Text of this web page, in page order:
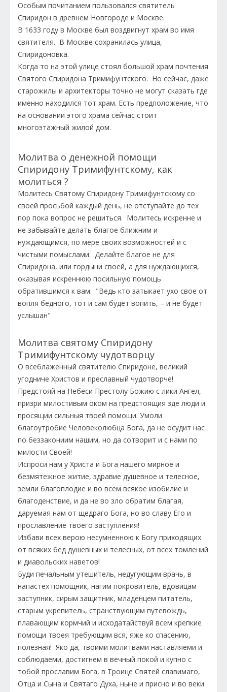
Особым почитанием пользовался святитель
Спиридон в древнем Новгороде и Москве.
В 1633 году в Москве был воздвигнут храм во имя
святителя. В Москве сохранилась улица,
Спиридоновка.
Когда то на этой улице стоял большой храм почтения
Святого Спиридона Тримифунтского. Но сейчас, даже
старожилы и архитекторы точно не могут сказать где
именно находился тот храм. Есть предположение, что
на основании этого храма сейчас стоит
многоэтажный жилой дом.
Молитва о денежной помощи
Спиридону Тримифунтскому, как
молиться ?
Молитесь Святому Спиридону Тримифунтскому со
своей просьбой каждый день, не отступайте до тех
пор пока вопрос не решиться. Молитесь искренне и
не забывайте делать благое ближним и
нуждающимся, по мере своих возможностей и с
чистыми помыслами. Делайте благое не для
Спиридона, или гордыни своей, а для нуждающихся,
оказывая искреннюю посильную помощь
обратившимся к вам. "Ведь кто затыкает ухо свое от
вопля бедного, тот и сам будет вопить, – и не будет
услышан"
Молитва святому Спиридону
Тримифунтскому чудотворцу
О всеблаженный святителю Спиридоне, великий
угодниче Христов и преславный чудотворче!
Предстояй на Небеси Престолу Божию с лики Ангел,
призри милостивым оком на предстоящия зде люди и
просящии сильныя твоей помощи. Умоли
благоутробие Человеколюбца Бога, да не осудит нас
по беззакониим нашим, но да сотворит и с нами по
милости Своей!
Испроси нам у Христа и Бога нашего мирное и
безмятежное житие, здравие душевное и телесное,
земли благоплодие и во всем всякое изобилие и
благоденствие, и да не во зло обратим благая,
даруемая нам от щедраго Бога, но во славу Его и
прославление твоего заступления!
Избави всех верою несумненною к Богу приходящих
от всяких бед душевных и телесных, от всех томлений
и диавольских наветов!
Буди печальным утешитель, недугующим врачь, в
напастех помощник, нагим покровитель, вдовицам
заступник, сирым защитник, младенцем питатель,
старым укрепитель, странствующим путевождь,
плавающим кормчий и исходатайствуй всем крепкие
помощи твоея требующим вся, яже ко спасению,
полезная! Яко да, твоими молитвами наставляеми и
соблюдаеми, достигнем в вечный покой и купно с
тобой прославим Бога, в Троице Святей славимаго,
Отца и Сына и Святаго Духа, ныне и присно и во веки